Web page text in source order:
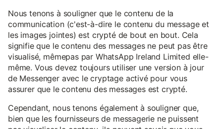
Nous tenons à souligner que le contenu de la
communication (c'est-à-dire le contenu du message et
les images jointes) est crypté de bout en bout. Cela
signifie que le contenu des messages ne peut pas être
visualisé, mêmepas par WhatsApp Ireland Limited elle-
même. Vous devez toujours utiliser une version à jour
de Messenger avec le cryptage activé pour vous
assurer que le contenu des messages est crypté.
Cependant, nous tenons également à souligner que,
bien que les fournisseurs de messagerie ne puissent